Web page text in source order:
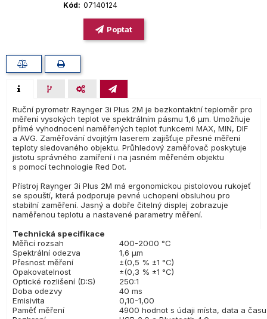
Kód
07140124
Poptat
Ruční pyrometr Raynger 3i Plus 2M je bezkontaktní teploměr pro
měření vysokých teplot ve spektrálním pásmu 1,6 µm. Umožňuje
přímé vyhodnocení naměřených teplot funkcemi MAX, MIN, DIF
a AVG. Zaměřování dvojitým laserem zajišťuje přesné měření
teploty sledovaného objektu. Průhledový zaměřovač poskytuje
jistotu správného zamíření i na jasném měřeném objektu
s pomocí technologie Red Dot.
Přístroj Raynger 3i Plus 2M má ergonomickou pistolovou rukojeť
se spouští, která podporuje pevné uchopení obsluhou pro
stabilní zaměření. Jasný a dobře čitelný displej zobrazuje
naměřenou teplotu a nastavené parametry měření.
Technická specifikace
Měřicí rozsah
400-2000 °C
Spektrální odezva
1,6 µm
Přesnost měření
±(0,5 % ±1 °C)
Opakovatelnost
±(0,3 % ±1 °C)
Optické rozlišení (D:S)
250:1
Doba odezvy
40 ms
Emisivita
0,10-1,00
Paměť měření
4900 hodnot s údaji místa, data a času